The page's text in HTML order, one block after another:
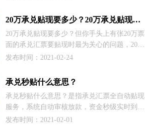
金流通性。而贴现是直接把票据转让给了资金
方。
20万承兑贴现要多少？20万承兑贴现多少钱
20万承兑贴现要多少？但你手头上有张20万票
面的承兑汇票要贴现时最为关心的问题，20万
的承兑汇票对于银行来说是很小额的，如果一
因此这时最好的方法是找承兑汇票平台，并且
现在很多平台的贴现利率低，安全性也高。
发布时间：2021-02-24
承兑秒贴什么意思？
承兑秒贴什么意思？是指承兑汇票全自动贴现
服务，系统自动审核放款，资金秒级实时到
账，深受企业喜爱。例如商票圈的银票秒贴，
发布时间：2021-02-01